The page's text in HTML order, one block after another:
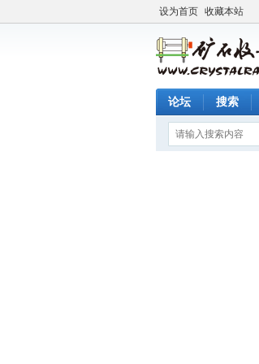
设为首页 收藏本站
论坛 搜索